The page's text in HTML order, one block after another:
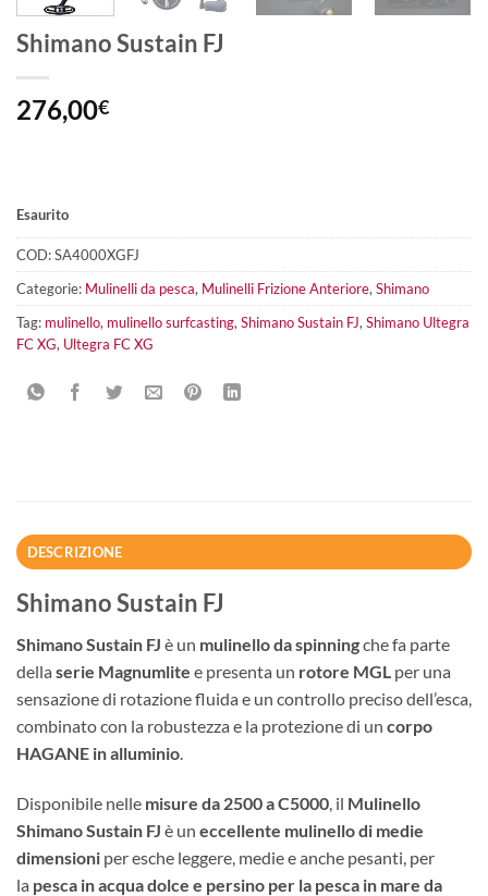
Shimano Sustain FJ
276,00€
Esaurito
COD:SA4000XGFJ
Categorie: Mulinelli da pesca, Mulinelli Frizione Anteriore, Shimano
Tag: mulinello, mulinello surfcasting, Shimano Sustain FJ, Shimano Ultegra
FC XG, Ultegra FC XG
DESCRIZIONE
Shimano Sustain FJ
Shimano Sustain FJ è un mulinello da spinningche fa parte
della serie Magnumlite e presenta un rotore MGL per una
sensazione di rotazione fluida e un controllo preciso dell’esca,
combinato con la robustezza e la protezione di un corpo
HAGANE in alluminio.
Disponibile nelle misure da 2500 a C5000 , il Mulinello
Shimano Sustain FJ è un eccellente mulinello di medie
dimensioni per esche leggere, medie e anche pesanti, per
la pesca in acqua dolce e persino per la pesca in mare da